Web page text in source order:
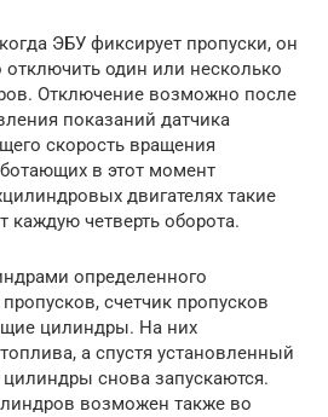
ЭБУ фиксирует пропуски, он
один или несколько
Отключение возможно после
показаний датчика
скорость вращения
в этот момент
двигателях такие
каждую четверть оборота.
определенного
счетчик пропусков
цилиндры. На них
а спустя установленный
снова запускаются.
возможен также во